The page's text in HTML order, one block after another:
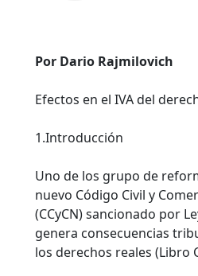
Por Dario Rajmilovich
Efectos en el IVA del
1.Introducción
Uno de los grupo de
nuevo Código Civil y
(CCyCN) sancionado por
genera consecuencias
los derechos reales (Libro